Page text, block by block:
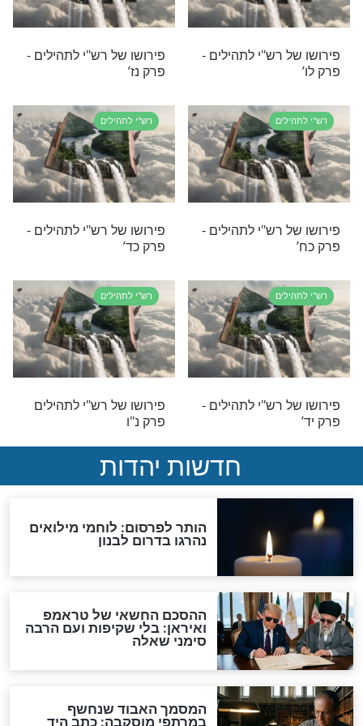
רש"י לתהילים -
פירושו של רש"י לתהילים -
פרק מה’
רש"י לתהילים -
רש"י לתהילים
פירושו של רש"י לתהילים -
פרק נח’
רש"י לתהילים -
רש"י לתהילים
פירושו של רש"י לתהילים -
רש"י לתהילים